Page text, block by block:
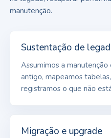
manutenção.
Sustentação de
Assumimos a
antigo, mapeamos
registramos o que não
Migração e upgrade